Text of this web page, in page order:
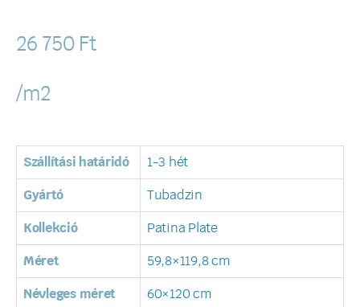
26 750 Ft
/m2
Szállítási határidó 1-3 hét
Gyártó Tubadzin
Kollekció Patina Plate
Méret 59,8×119,8 cm
Névleges méret 60×120 cm